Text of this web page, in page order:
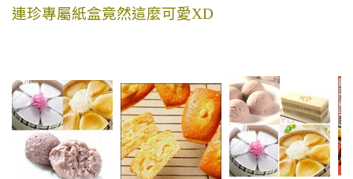
連珍專屬紙盒竟然這麼可愛XD